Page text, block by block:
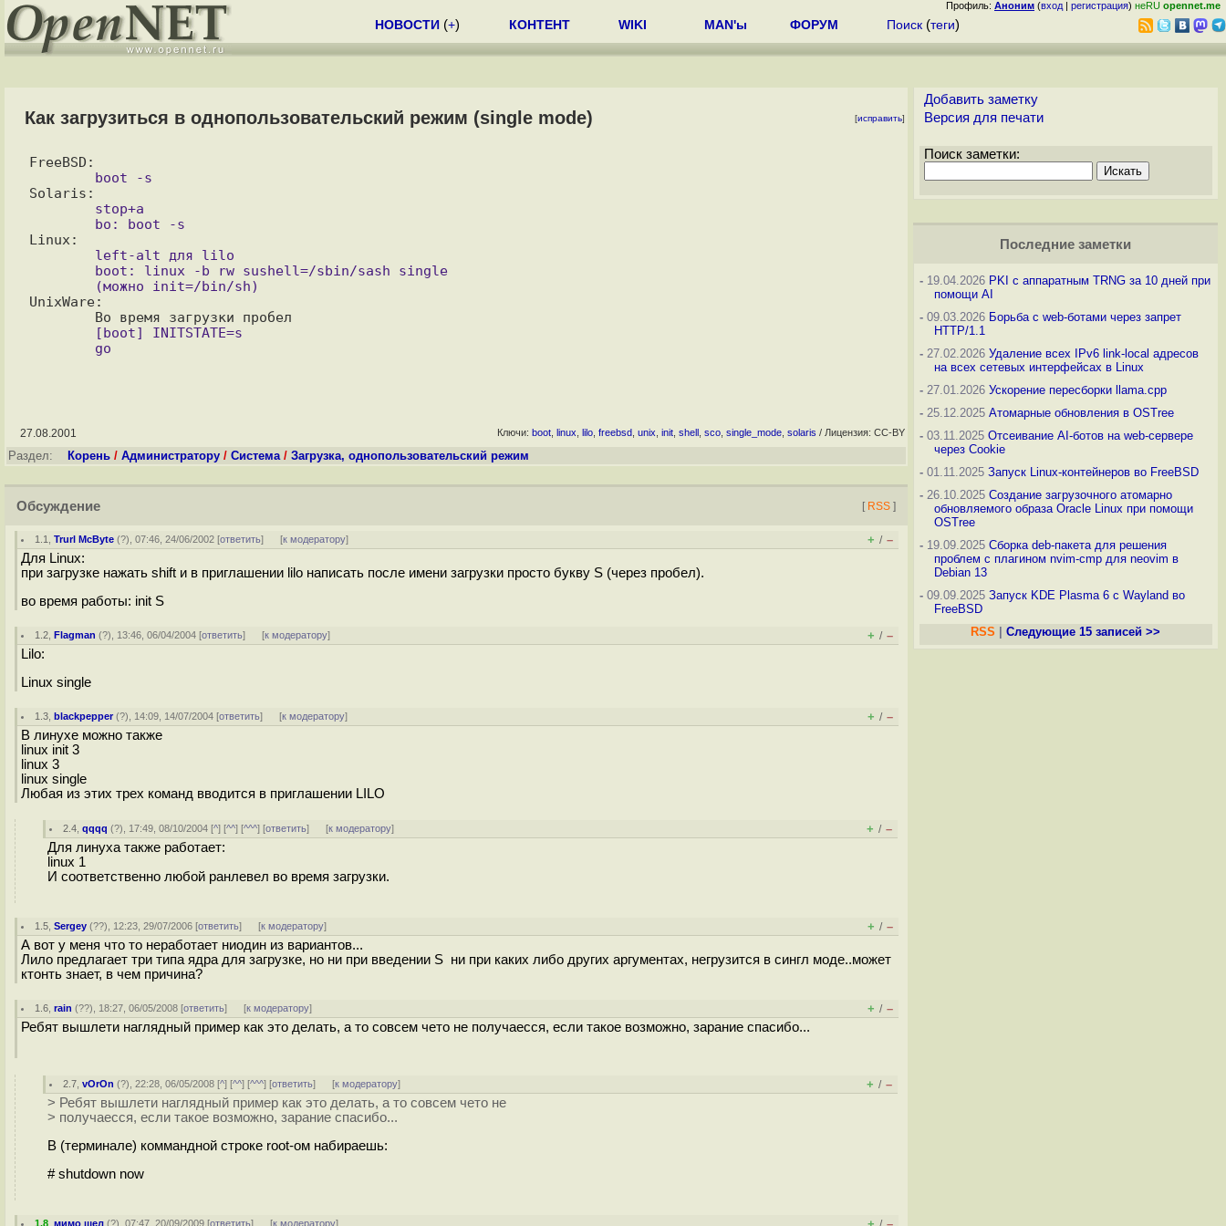
Профиль: Аноним (вход | регистрация) неRU opennet.me
НОВОСТИ (+) КОНТЕНТ WIKI MAN'ы ФОРУМ Поиск (теги)
Как загрузиться в однопользовательский режим (single mode) [исправить]
UnixWare:
27.08.2001 Ключи: boot linux lilo freebsd unix init shell sco single_mode solaris / Лицензия: CC-BY
Раздел: Корень / Администратору / Система/ Загрузка, однопользовательский режим
Обсуждение [ RSS ]
1.1 ,Trurl McByte (?), 07:46, 24/06/2002 [ответить] [к модератору] + / –
Для Linux:
при загрузке нажать shift и в приглашении lilo написать после имени загрузки просто букву S (через пробел).
во время работы: init S
1.2 ,Flagman (?), 13:46, 06/04/2004 [ответить] [к модератору] + / –
Lilo:
Linux single
1.3 ,blackpepper(?), 14:09, 14/07/2004 [ответить] [к модератору] + / –
В линухе можно также
linux init 3
linux 3
linux single
Любая из этих трех команд вводится в приглашении LILO
2.4 ,qqqq (?), 17:49, 08/10/2004 [^] [^^] [^^^] [ответить] [к модератору] + / –
Для линуха также работает:
linux 1
И соответственно любой ранлевел во время загрузки.
1.5 ,Sergey (??), 12:23, 29/07/2006 [ответить] [к модератору] + / –
А вот у меня что то неработает ниодин из вариантов...
Лило предлагает три типа ядра для загрузке, но ни при введении S ни при каких либо других аргументах, негрузится в сингл моде..может
ктонть знает, в чем причина?
1.6 ,rain (??), 18:27, 06/05/2008 [ответить] [к модератору] + / –
Ребят вышлети наглядный пример как это делать, а то совсем чето не получаесся, если такое возможно, зарание спасибо...
2.7 ,vOrOn (?), 22:28, 06/05/2008 [^] [^^] [^^^] [ответить] [к модератору] + / –
> Ребят вышлети наглядный пример как это делать, а то совсем чето не
> получаесся, если такое возможно, зарание спасибо...
В (терминале) коммандной строке root-ом набираешь:
# shutdown now
1.8 ,мимо шел (?), 07:47, 20/09/2009 [ответить] [к модератору]
Добавить заметку
Версия для печати
Поиск заметки:
Последние заметки
-19.04.2026 PKI с аппаратным TRNG за 10 дней при
помощи AI
-09.03.2026 Борьба с web-ботами через запрет
HTTP/1.1
-27.02.2026 Удаление всех IPv6 link-local адресов
на всех сетевых интерфейсах в Linux
-27.01.2026 Ускорение пересборки llama.cpp
-25.12.2025 Атомарные обновления в OSTree
-03.11.2025 Отсеивание AI-ботов на web-сервере
через Cookie
-01.11.2025 Запуск Linux-контейнеров во FreeBSD
-26.10.2025 Создание загрузочного атомарно
обновляемого образа Oracle Linux при помощи
OSTree
-19.09.2025 Сборка deb-пакета для решения
проблем с плагином nvim-cmp для neovim в
Debian 13
-09.09.2025 Запуск KDE Plasma 6 с Wayland во
FreeBSD
RSS
Следующие 15 записей >>